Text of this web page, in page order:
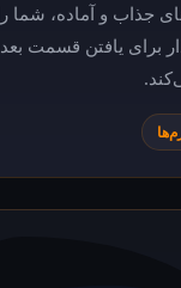
شما را از
قسمت بعدی هر محتوا